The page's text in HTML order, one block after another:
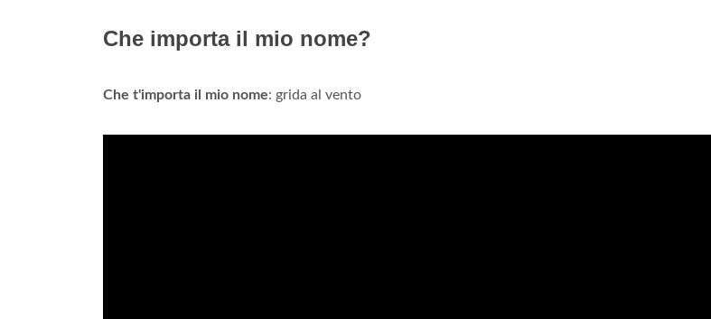
Che importa il mio nome?
Che t'importa il mio nome: grida al vento